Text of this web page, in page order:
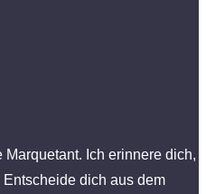
Ich erinnere dich,
dich aus dem